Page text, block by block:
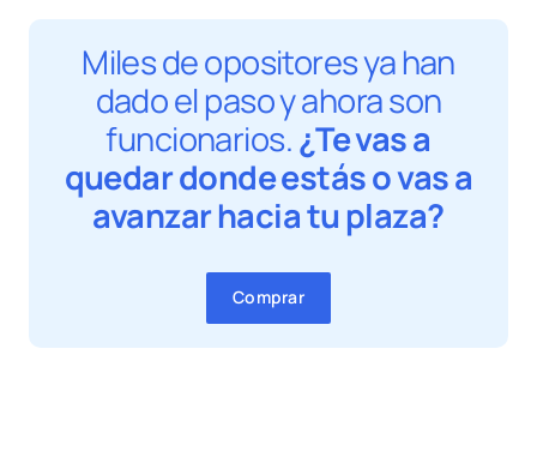
Miles de opositores ya han
dado el paso y ahora son
funcionarios.¿Te vas a
quedar donde estás o vas a
avanzar hacia tu plaza?
Comprar